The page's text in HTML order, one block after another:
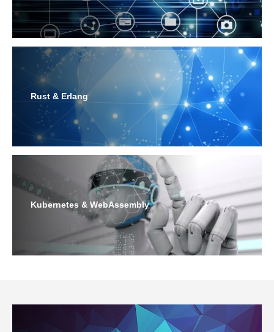
Rust & Erlang
Kubernetes & WebAssembly